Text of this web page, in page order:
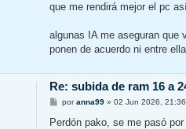
que me rendirá mejor el pc
algunas IA me aseguran que
ponen de acuerdo ni entre
Re: subida de ram 16 a
M
n
poranna99» 02 Jun 2026, 21:36
Perdón pako, se me pasó